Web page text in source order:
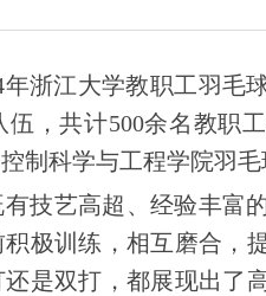
年浙江大学教职工羽毛
，共计500余名教职
制科学与工程学院羽毛
技艺高超、经验丰富
极训练，相互磨合，
是双打，都展现出了